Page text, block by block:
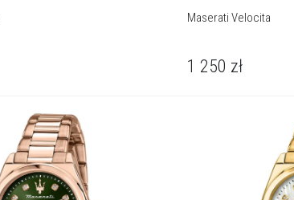
Maserati Velocita
1 250 zł